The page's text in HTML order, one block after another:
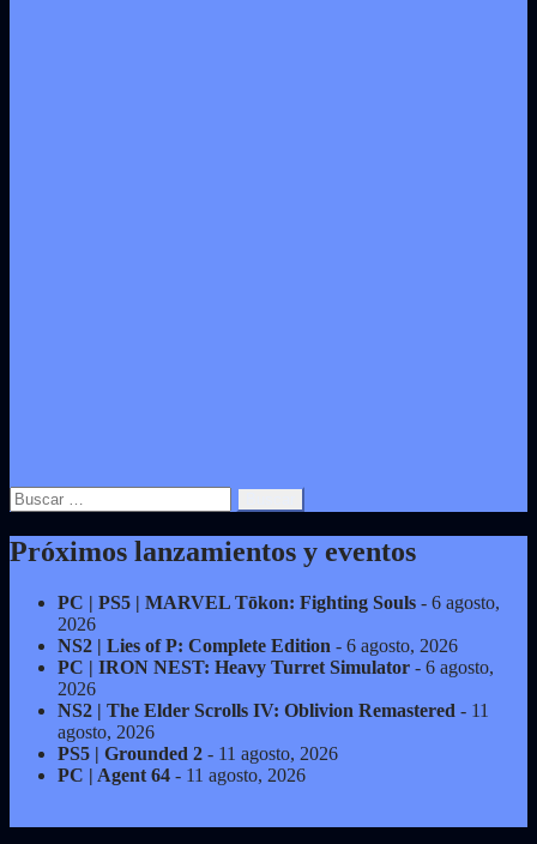
Buscar:
Próximos lanzamientos y eventos
PC | PS5 | MARVEL Tōkon: Fighting Souls - 6 agosto,
2026
NS2 | Lies of P: Complete Edition - 6 agosto, 2026
PC | IRON NEST: Heavy Turret Simulator - 6 agosto,
2026
NS2 | The Elder Scrolls IV: Oblivion Remastered - 11
agosto, 2026
PS5 | Grounded 2 - 11 agosto, 2026
PC | Agent 64 - 11 agosto, 2026